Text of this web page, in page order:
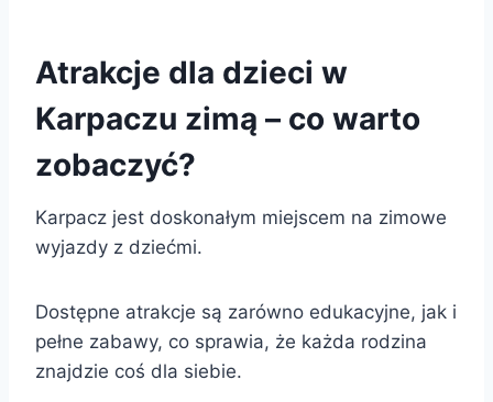
Atrakcje dla dzieci w
Karpaczu zimą – co warto
zobaczyć?
Karpacz jest doskonałym miejscem na zimowe
wyjazdy z dziećmi.
Dostępne atrakcje są zarówno edukacyjne, jak i
pełne zabawy, co sprawia, że każda rodzina
znajdzie coś dla siebie.